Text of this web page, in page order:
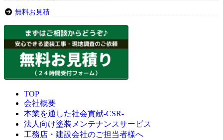
無料お見積
TOP
会社概要
本業を通した社会貢献-CSR-
法人向け塗装メンテナンスサービス
工務店・建設会社のご担当者様へ